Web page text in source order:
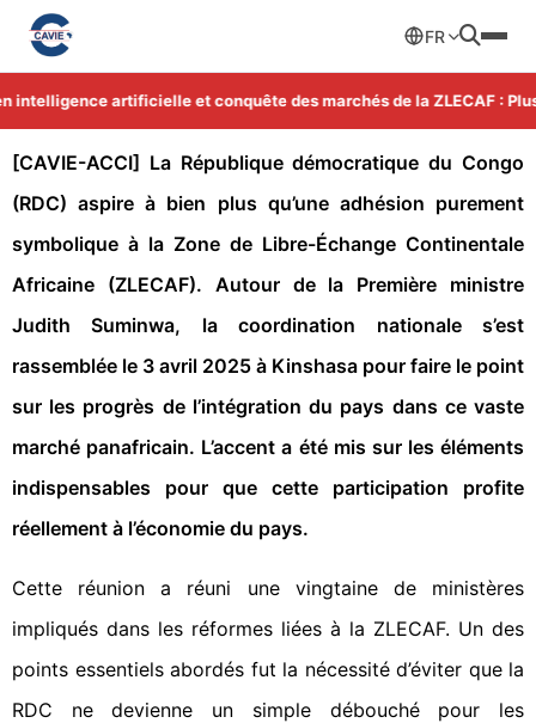
artificielle et conquête des marchés de la ZLECAF : Plus
FR
[CAVIE-ACCI] La République démocratique du Congo
(RDC) aspire à bien plus qu’une adhésion purement
symbolique à la Zone de Libre-Échange Continentale
Africaine (ZLECAF). Autour de la Première ministre
Judith Suminwa, la coordination nationale s’est
rassemblée le 3 avril 2025 à Kinshasa pour faire le point
sur les progrès de l’intégration du pays dans ce vaste
marché panafricain. L’accent a été mis sur les éléments
indispensables pour que cette participation profite
réellement à l’économie du pays.
Cette réunion a réuni une vingtaine de ministères
impliqués dans les réformes liées à la ZLECAF. Un des
points essentiels abordés fut la nécessité d’éviter que la
RDC ne devienne un simple débouché pour les